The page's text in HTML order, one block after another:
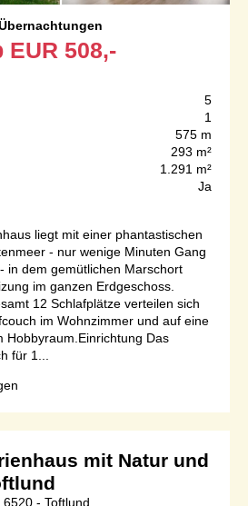
EUR 508,-
5
1
575 m
293 m²
1.291 m²
Ja
liegt mit einer phantastischen
- nur wenige Minuten Gang
in dem gemütlichen Marschort
im ganzen Erdgeschoss.
12 Schlafplätze verteilen sich
im Wohnzimmer und auf eine
Hobbyraum.Einrichtung Das
für 1...
mit Natur und
- Toftlund